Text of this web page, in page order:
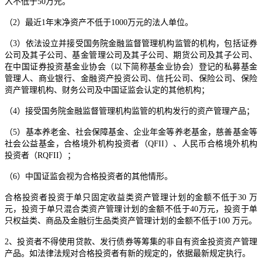
（2）最近1年末净资产不低于1000万元的法人单位。
（3）依法设立并接受国务院金融监督管理机构监管的机构，包括证券
公司及其子公司、基金管理公司及其子公司、期货公司及其子公司、
在中国证券投资基金业协会（以下简称基金业协会）登记的私募基金
管理人、商业银行、金融资产投资公司、信托公司、保险公司、保险
资产管理机构、财务公司及中国证监会认定的其他机构；
（4）接受国务院金融监督管理机构监管的机构发行的资产管理产品；
（5）基本养老金、社会保障基金、企业年金等养老基金，慈善基金等
社会公益基金，合格境外机构投资者（QFII）、人民币合格境外机构
投资者（RQFII）；
（6）中国证监会视为合格投资者的其他情形。
合格投资者投资于单只固定收益类资产管理计划的金额不低于30 万
元，投资于单只混合类资产管理计划的金额不低于40万元，投资于单
只权益类、商品及金融衍生品类资产管理计划的金额不低于100 万元。
2、投资者不得使用贷款、发行债券等筹集的非自有资金投资资产管理
产品。如法律法规对合格投资者有新的规定的，依据最新规定执行。